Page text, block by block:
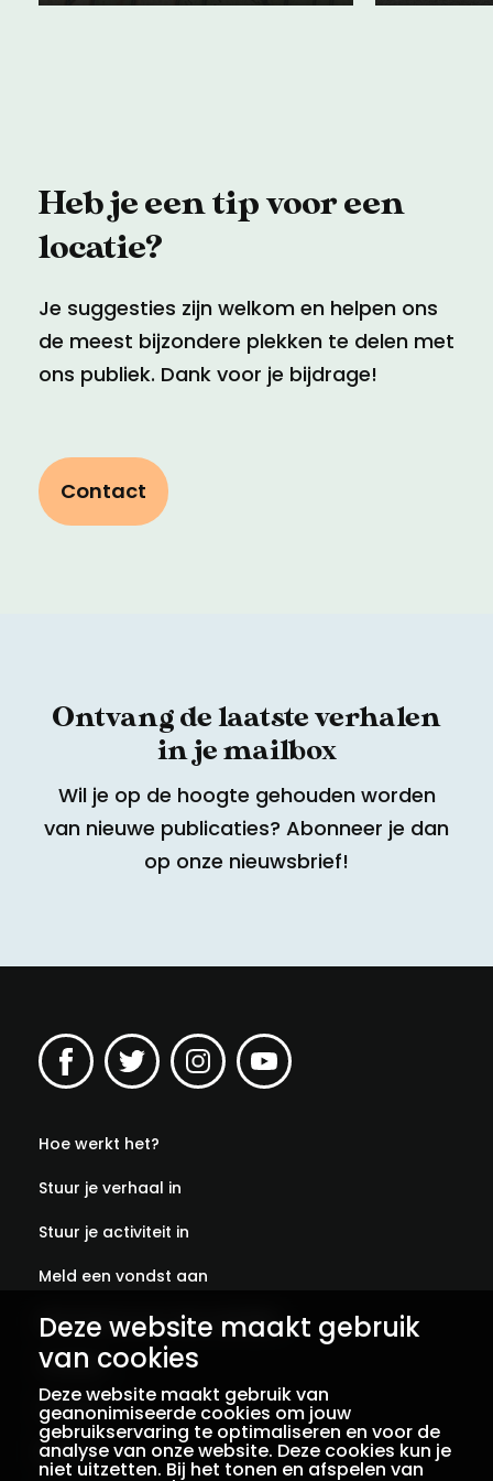
Deze website maakt gebruik
van cookies
Deze website maakt gebruik van
geanonimiseerde cookies om jouw
gebruikservaring te optimaliseren en voor de
analyse van onze website. Deze cookies kun je
niet uitzetten. Bij het tonen en afspelen van
Heb je een tip voor een
locatie?
Je suggesties zijn welkom en helpen ons
de meest bijzondere plekken te delen met
ons publiek. Dank voor je bijdrage!
Contact
Ontvang de laatste verhalen
in je mailbox
Wil je op de hoogte gehouden worden
van nieuwe publicaties? Abonneer je dan
op onze nieuwsbrief!
Hoe werkt het?
Stuur je verhaal in
Stuur je activiteit in
Meld een vondst aan
Abonneer je op onze verhalen
Contact
Colofon
Privacy